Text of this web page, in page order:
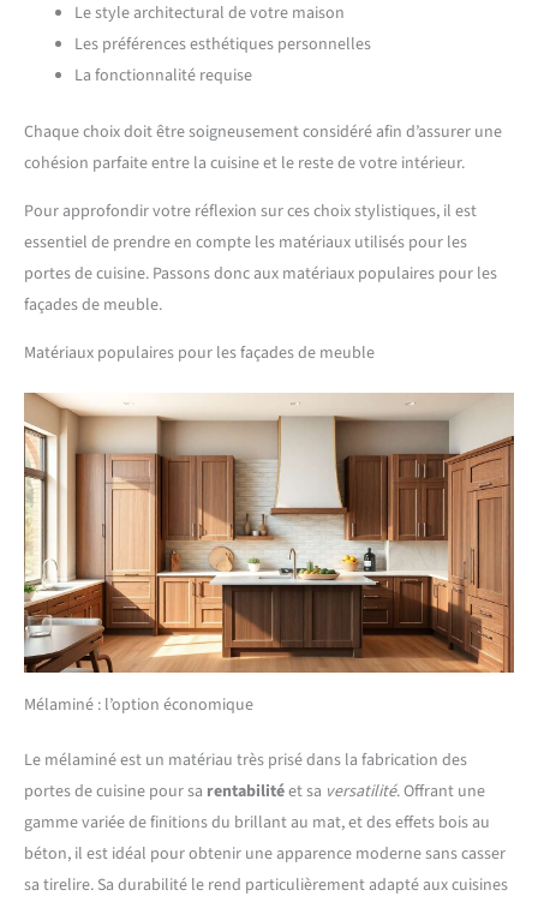
Le style architectural de votre maison
Les préférences esthétiques personnelles
La fonctionnalité requise
Chaque choix doit être soigneusement considéré afin d’assurer une
cohésion parfaite entre la cuisine et le reste de votre intérieur.
Pour approfondir votre réflexion sur ces choix stylistiques, il est
essentiel de prendre en compte les matériaux utilisés pour les
portes de cuisine. Passons donc aux matériaux populaires pour les
façades de meuble.
Matériaux populaires pour les façades de meuble
Mélaminé : l’option économique
Le mélaminé est un matériau très prisé dans la fabrication des
portes de cuisine pour sa rentabilitéet sa versatilité. Offrant une
gamme variée de finitions du brillant au mat, et des effets bois au
béton, il est idéal pour obtenir une apparence moderne sans casser
sa tirelire. Sa durabilité le rend particulièrement adapté aux cuisines